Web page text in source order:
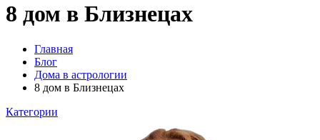
8 дом в Близнецах
Главная
Блог
Дома в астрологии
8 дом в Близнецах
Категории